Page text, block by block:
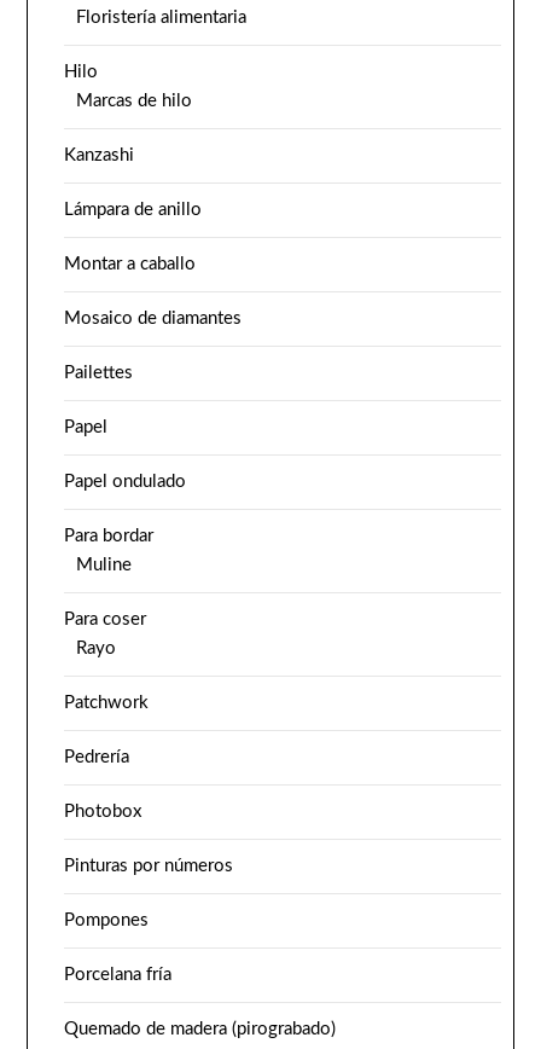
Floristería alimentaria
Hilo
Marcas de hilo
Kanzashi
Lámpara de anillo
Montar a caballo
Mosaico de diamantes
Pailettes
Papel
Papel ondulado
Para bordar
Muline
Para coser
Rayo
Patchwork
Pedrería
Photobox
Pinturas por números
Pompones
Porcelana fría
Quemado de madera (pirograbado)